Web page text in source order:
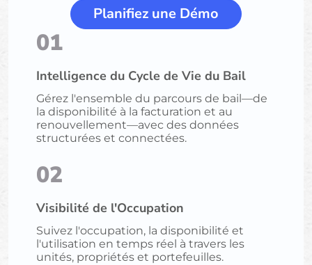
Planifiez une Démo
01
Intelligence du Cycle de Vie du Bail
Gérez l'ensemble du parcours de bail—de
la disponibilité à la facturation et au
renouvellement—avec des données
structurées et connectées.
02
Visibilité de l'Occupation
Suivez l'occupation, la disponibilité et
l'utilisation en temps réel à travers les
unités, propriétés et portefeuilles.